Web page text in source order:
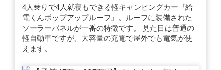
4人乗りで4人就寝もできる軽キャンピングカー『給
電くんポップアップルーフ』。ルーフに装備された
ソーラーパネルが一番の特徴です。 見た目は普通の
軽自動車ですが、大容量の充電で屋外でも電気が使
えます。